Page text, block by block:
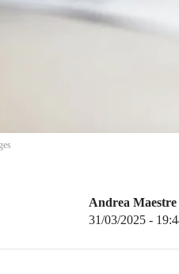
Andrea Maestre
31/03/2025 -